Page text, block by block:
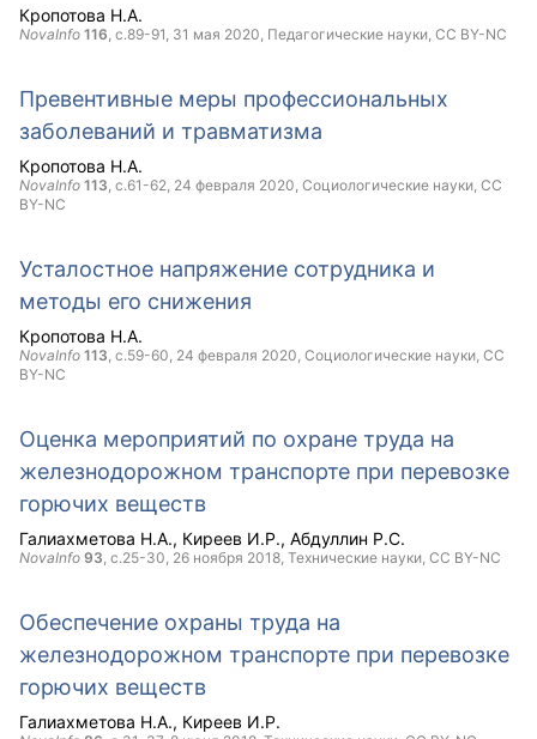
Кропотова Н.А.
NovaInfo 116, с.89-91, 31 мая 2020, Педагогические науки, CC BY-NC
Превентивные меры профессиональных
заболеваний и травматизма
Кропотова Н.А.
NovaInfo 113, с.61-62, 24 февраля 2020, Социологические науки, CC
BY-NC
Усталостное напряжение сотрудника и
методы его снижения
Кропотова Н.А.
NovaInfo 113, с.59-60, 24 февраля 2020, Социологические науки, CC
BY-NC
Оценка мероприятий по охране труда на
железнодорожном транспорте при перевозке
горючих веществ
Галиахметова Н.А. Киреев И.Р. Абдуллин Р.С.
NovaInfo 93, с.25-30, 26 ноября 2018, Технические науки, CC BY-NC
Обеспечение охраны труда на
железнодорожном транспорте при перевозке
горючих веществ
Галиахметова Н.А. Киреев И.Р.